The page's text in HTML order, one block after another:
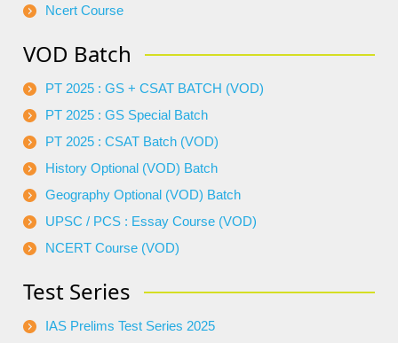
Ncert Course
VOD Batch
PT 2025 : GS + CSAT BATCH (VOD)
PT 2025 : GS Special Batch
PT 2025 : CSAT Batch (VOD)
History Optional (VOD) Batch
Geography Optional (VOD) Batch
UPSC / PCS : Essay Course (VOD)
NCERT Course (VOD)
Test Series
IAS Prelims Test Series 2025